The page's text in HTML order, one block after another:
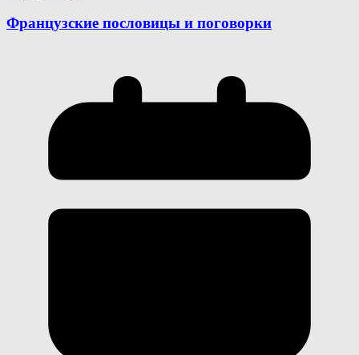
Французские пословицы и поговорки